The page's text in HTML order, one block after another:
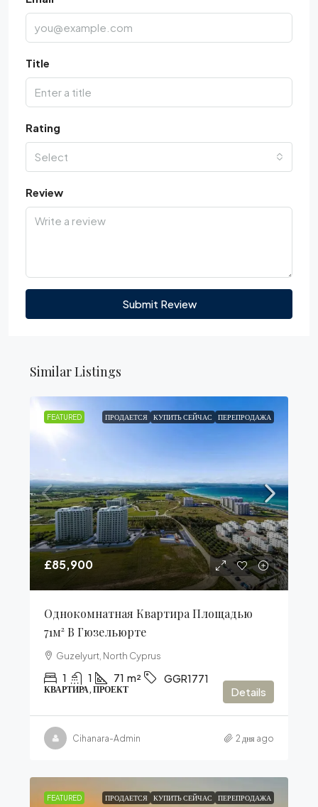
Title
Rating
Select
Review
Submit Review
Similar Listings
FEATURED ПРОДАЕТСЯ КУПИТЬ СЕЙЧАС ПЕРЕПРОДАЖА
£85,900
Однокомнатная Квартира Площадью
71м² В Гюзельюрте
Guzelyurt, North Cyprus
1 1 71 m² GGR1771
КВАРТИРА, ПРОЕКТ Details
Cihanara-Admin 2 дня ago
FEATURED ПРОДАЕТСЯ КУПИТЬ СЕЙЧАС ПЕРЕПРОДАЖА